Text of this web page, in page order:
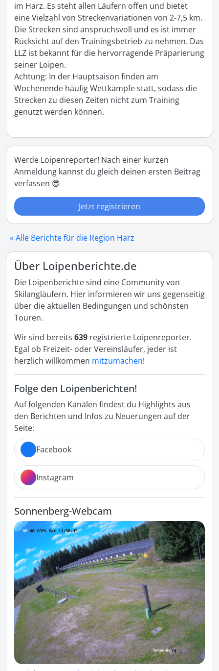
im Harz. Es steht allen Läufern offen und bietet
eine Vielzahl von Streckenvariationen von 2-7,5 km.
Die Strecken sind anspruchsvoll und es ist immer
Rücksicht auf den Trainingsbetrieb zu nehmen. Das
LLZ ist bekannt für die hervorragende Präparierung
seiner Loipen.
Achtung: In der Hauptsaison finden am
Wochenende häufig Wettkämpfe statt, sodass die
Strecken zu diesen Zeiten nicht zum Training
genutzt werden können.
Werde Loipenreporter! Nach einer kurzen
Anmeldung kannst du gleich deinen ersten Beitrag
verfassen 😎
Jetzt registrieren
« Alle Berichte für die Region Harz
Über Loipenberichte.de
Die Loipenberichte sind eine Community von
Skilangläufern. Hier informieren wir uns gegenseitig
über die aktuellen Bedingungen und schönsten
Touren.
Wir sind bereits 639 registrierte Loipenreporter.
Egal ob Freizeit- oder Vereinsläufer, jeder ist
herzlich willkommen mitzumachen!
Folge den Loipenberichten!
Auf folgenden Kanälen findest du Highlights aus
den Berichten und Infos zu Neuerungen auf der
Seite:
Facebook
Instagram
Sonnenberg-Webcam